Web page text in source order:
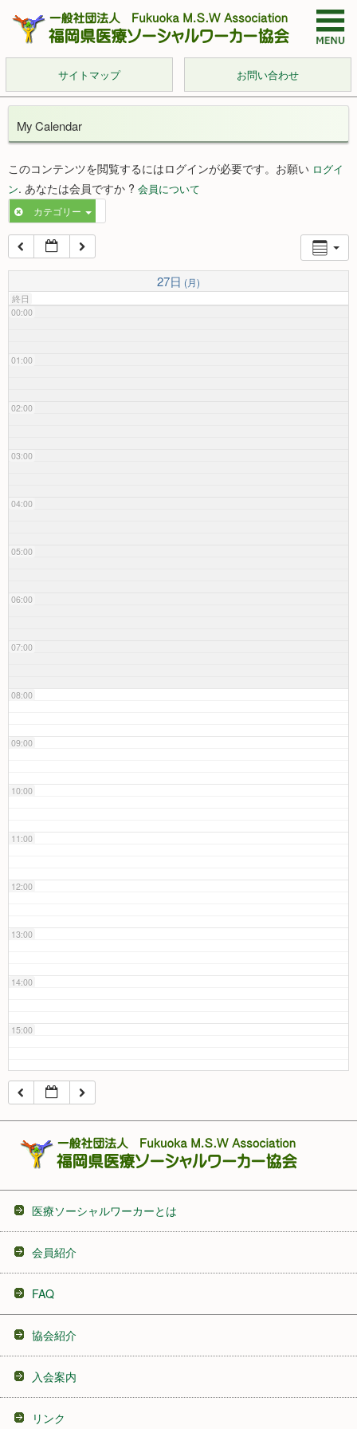
サイトマップ お問い合わせ
My Calendar
このコンテンツを閲覧するにはログインが必要です。お願い ログイ
ン. あなたは会員ですか ? 会員について
カテゴリー
27日 (月)
終日
00:00
01:00
02:00
03:00
04:00
05:00
06:00
07:00
08:00
09:00
10:00
11:00
12:00
13:00
14:00
15:00
16:00
21:00
23:00
医療ソーシャルワーカーとは
会員紹介
FAQ
協会紹介
入会案内
リンク